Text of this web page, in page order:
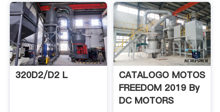
320D2/D2 L
CATALOGO MOTOS
FREEDOM 2019 By
DC MOTORS